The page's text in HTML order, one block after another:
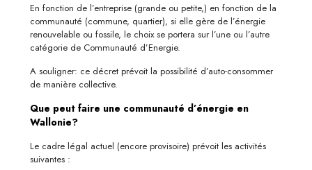
En fonction de l’entreprise (grande ou petite,) en fonction de la
communauté (commune, quartier), si elle gère de l’énergie
renouvelable ou fossile, le choix se portera sur l’une ou l’autre
catégorie de Communauté d’Energie.
A souligner: ce décret prévoit la possibilité d’auto-consommer
de manière collective.
Que peut faire une communauté d’énergie en
Wallonie?
Le cadre légal actuel (encore provisoire) prévoit les activités
suivantes :